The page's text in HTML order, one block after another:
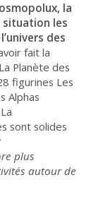
la
situation les
des
fait la
Planète des
figurines Les
Alphas
sont solides
plus
autour de